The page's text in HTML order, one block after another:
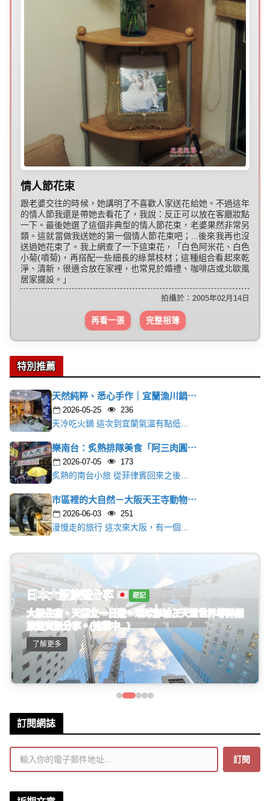
情人節花束
跟老婆交往的時候，她講明了不喜歡人家送花給她。不過這年
的情人節我還是帶她去看花了，我說：反正可以放在客廳妝點
一下。最後她選了這個非典型的情人節花束，老婆果然非常另
類。這就當做我送她的第一個情人節花束吧；...後來我再也沒
送過她花束了。我上網查了一下這束花，「白色阿米花、白色
小菊(噴菊)，再搭配一些細長的綠葉枝材；這種組合看起來乾
淨、清新，很適合放在家裡，也常見於婚禮、咖啡店或北歐風
居家擺設。」
拍攝於：2005年02月14日
再看一張 完整相簿
特別推薦
天然純粹、悉心手作｜宜蘭漁川鍋⋯
2026-05-25 236
天冷吃火鍋 這次到宜蘭氣溫有點低...
樂南台：炙熱排隊美食「阿三肉圓⋯
2026-07-05 173
炙熱的南台小旅 從菲律賓回來之後...
市區裡的大自然－大阪天王寺動物⋯
2026-06-03 251
漫慢走的旅行 這次來大阪，有一個...
日本大阪旅遊分享 遊記
大阪住宿、天橋立一日遊、環球影城任天堂世界等詳細
旅遊資訊分享。(連載中...)
了解更多
訂閱網誌
輸入你的電子郵件地址…
訂閱